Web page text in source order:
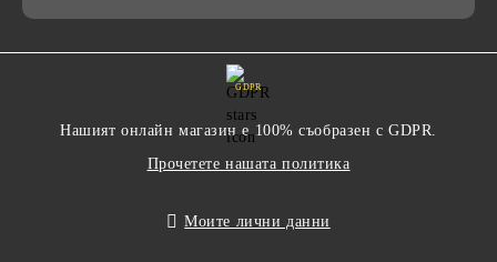
GDPR
Нашият онлайн магазин е 100% съобразен с GDPR.
Прочетете нашата политика
Моите лични данни